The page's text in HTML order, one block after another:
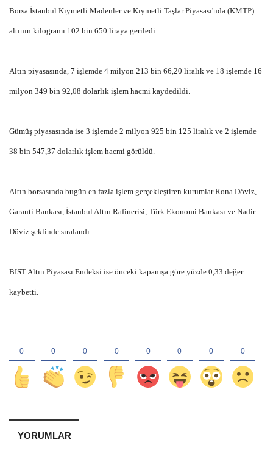
Borsa İstanbul Kıymetli Madenler ve Kıymetli Taşlar Piyasası'nda (KMTP)
altının kilogramı 102 bin 650 liraya geriledi.
Altın piyasasında, 7 işlemde 4 milyon 213 bin 66,20 liralık ve 18 işlemde 16
milyon 349 bin 92,08 dolarlık işlem hacmi kaydedildi.
Gümüş piyasasında ise 3 işlemde 2 milyon 925 bin 125 liralık ve 2 işlemde
38 bin 547,37 dolarlık işlem hacmi görüldü.
Altın borsasında bugün en fazla işlem gerçekleştiren kurumlar Rona Döviz,
Garanti Bankası, İstanbul Altın Rafinerisi, Türk Ekonomi Bankası ve Nadir
Döviz şeklinde sıralandı.
BIST Altın Piyasası Endeksi ise önceki kapanışa göre yüzde 0,33 değer
kaybetti.
YORUMLAR